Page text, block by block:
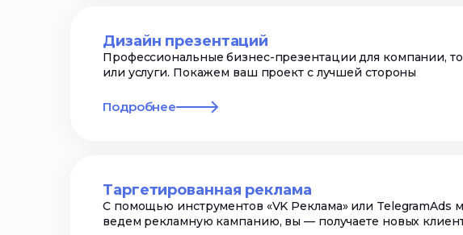
Дизайн презентаций
Профессиональные бизнес-презентации для компании,
или услуги. Покажем ваш проект с лучшей стороны
Подробнее
Таргетированная реклама
С помощью инструментов «VK Реклама» или TelegramAds
ведем рекламную кампанию, вы — получаете новых